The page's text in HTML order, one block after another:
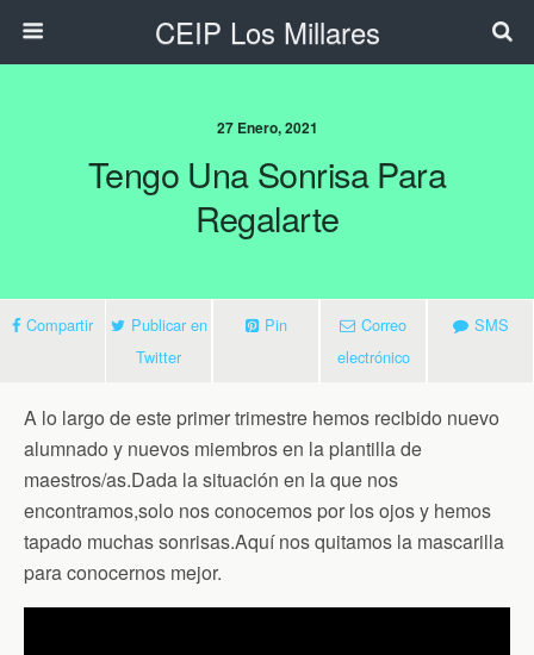
CEIP Los Millares
27 Enero, 2021
Tengo Una Sonrisa Para
Regalarte
Compartir
Publicar en
Twitter
Pin
Correo
electrónico
SMS
A lo largo de este primer trimestre hemos recibido nuevo
alumnado y nuevos miembros en la plantilla de
maestros/as.Dada la situación en la que nos
encontramos,solo nos conocemos por los ojos y hemos
tapado muchas sonrisas.Aquí nos quitamos la mascarilla
para conocernos mejor.